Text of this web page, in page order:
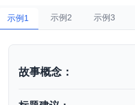
示例1 示例2 示例3
故事概念：